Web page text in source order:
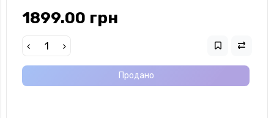
1899.00 грн
Продано